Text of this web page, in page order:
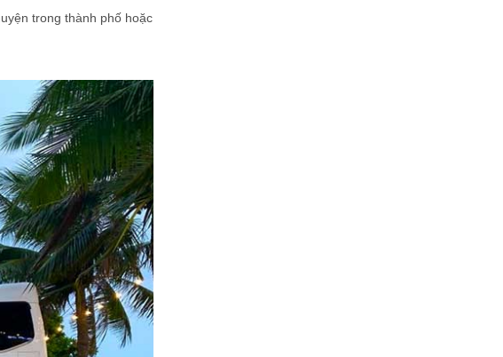
trong thành phố hoặc